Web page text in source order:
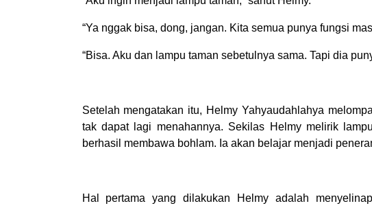
“Ya nggak bisa, dong, jangan. Kita semua punya fungsi
“Bisa. Aku dan lampu taman sebetulnya sama. Tapi dia
Setelah mengatakan itu, Helmy Yahyaudahlahya
tak dapat lagi menahannya. Sekilas Helmy melirik
berhasil membawa bohlam. Ia akan belajar menjadi
Hal pertama yang dilakukan Helmy adalah